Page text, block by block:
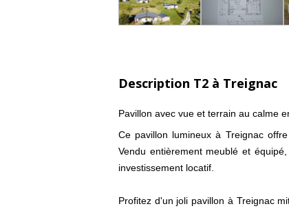
Description T2 à Treignac
Pavillon avec vue et terrain au calme
Ce pavillon lumineux à Treignac
Vendu entièrement meublé et
investissement locatif.
Profitez d'un joli pavillon à Treignac